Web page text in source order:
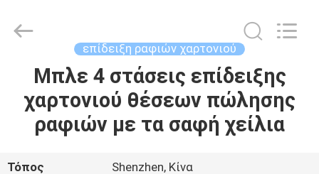
ΣΠΊΤΙ
ΠΡΟΪΌΝΤΑ
ΕΜΦΆΝΙΣΗ
Company
επίδειξη ραφιών χαρτονιού
Μπλε 4 στάσεις επίδειξης
χαρτονιού θέσεων πώλησης
ραφιών με τα σαφή χείλια
Τόπος
Shenzhen, Κίνα